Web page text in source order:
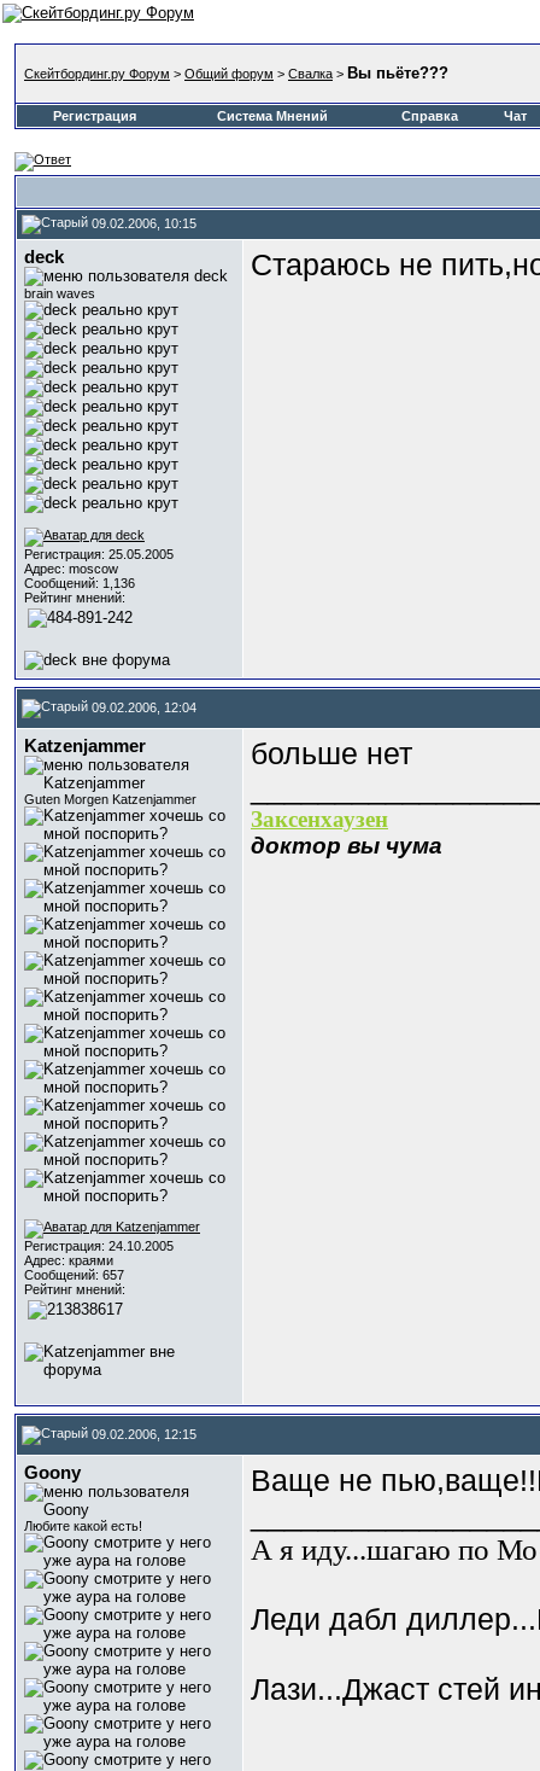
Скейтбординг.ру Форум > Общий форум > Свалка > Вы пьёте???
Регистрация Система Мнений Справка Чат
09.02.2006, 10:15
deck
brain waves
Регистрация: 25.05.2005
Адрес: moscow
Сообщений: 1,136
Рейтинг мнений:
Стараюсь не
09.02.2006, 12:04
Katzenjammer
Guten Morgen Katzenjammer
Регистрация: 24.10.2005
Адрес: краями
Сообщений: 657
Рейтинг мнений:
больше нет
Заксенхаузен
доктор вы чума
09.02.2006, 12:15
Goony
Любите какой есть!
Ваще не
А я иду...шагаю по
Леди дабл
Лази...Джаст стей